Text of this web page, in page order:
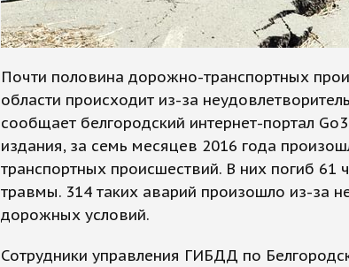
Почти половина дорожно-транспортных
области происходит из-за
сообщает белгородский интернет-портал
издания, за семь месяцев 2016 года
транспортных происшествий. В них погиб 61
травмы. 314 таких аварий произошло из-за
дорожных условий.
Сотрудники управления ГИБДД по